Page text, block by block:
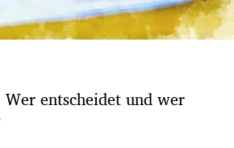
entscheidet und wer